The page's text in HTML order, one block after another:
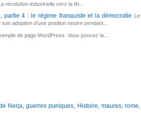
révolution industrielle vers la fin...
partie 4 : le régime franquiste et la démocratie Le
adoption d'une position neutre pendant...
de page WordPress. Vous pouvez la...
Nerja,guerres puniques, Histoire, maures,rome,